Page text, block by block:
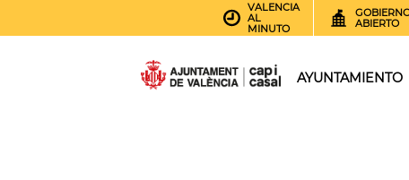
VALENCIA
AL
MINUTO
ABIERTO
AYUNTAMIENTO